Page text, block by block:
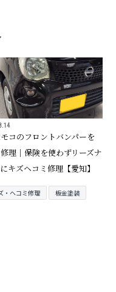
コのフロントバンパーを
理｜保険を使わずリーズナ
キズヘコミ修理【愛知】
・ヘコミ修理 板金塗装